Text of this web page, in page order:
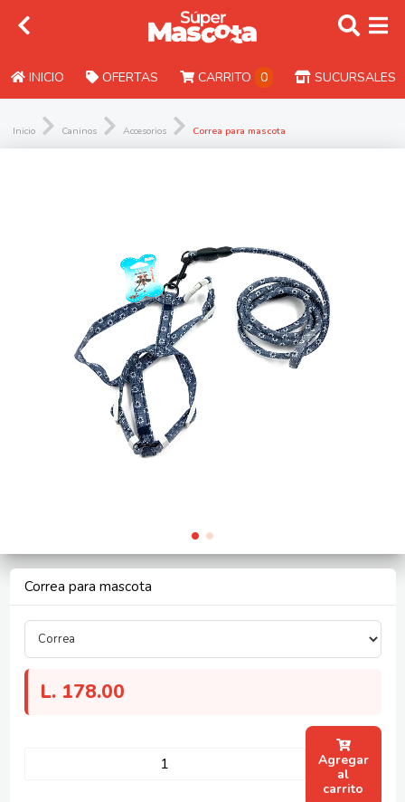
INICIO OFERTAS CARRITO 0 SUCURSALES
Inicio Caninos Accesorios Correa para mascota
Correa para mascota
L. 178.00
Agregar
al
carrito